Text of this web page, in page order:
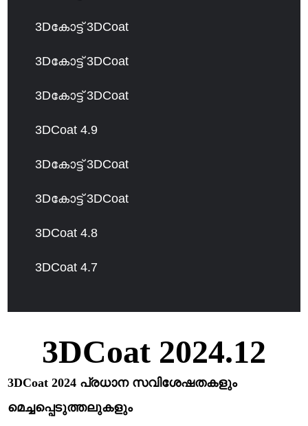
3Dകോട്ട് 3DCoat
3Dകോട്ട് 3DCoat
3Dകോട്ട് 3DCoat
3DCoat 4.9
3Dകോട്ട് 3DCoat
3Dകോട്ട് 3DCoat
3DCoat 4.8
3DCoat 4.7
3DCoat 2024.12
3DCoat 2024 പ്രധാന സവിശേഷതകളും
മെച്ചപ്പെടുത്തലുകളും